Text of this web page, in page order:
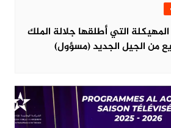
التي أطلقها جلالة الملك
من الجيل الجديد (مسؤول)